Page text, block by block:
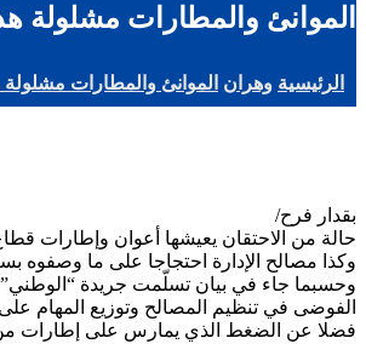
الموانئ والمطارات مشلولة هذا 18 و19
الرئيسية وهران الموانئ والمطارات مشلولة هذا 18 و19
بقدار فرح/
وكذا مصالح الإدارة احتجاجا على ما وصفوه
وحسبما جاء في بيان تسلّمت جريدة “الوطني”
الفوضى في تنظيم المصالح وتوزيع المهام
فضلا عن الضغط الذي يمارس على إطارات من خلال إلزامهم بالعمل أكثر من 10 ساعات في